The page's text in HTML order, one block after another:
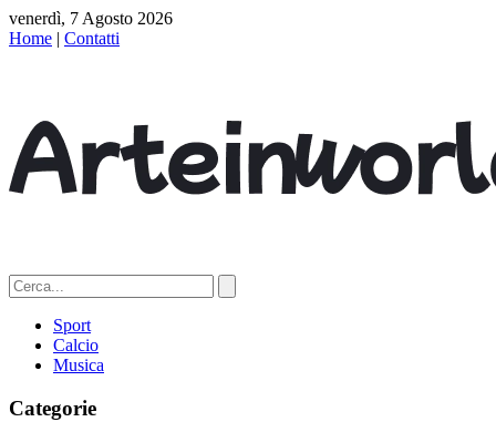
venerdì, 7 Agosto 2026
Home | Contatti
Sport
Calcio
Musica
Categorie